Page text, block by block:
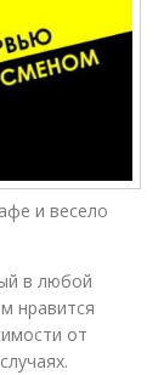
и весело
в любой
нравится
от